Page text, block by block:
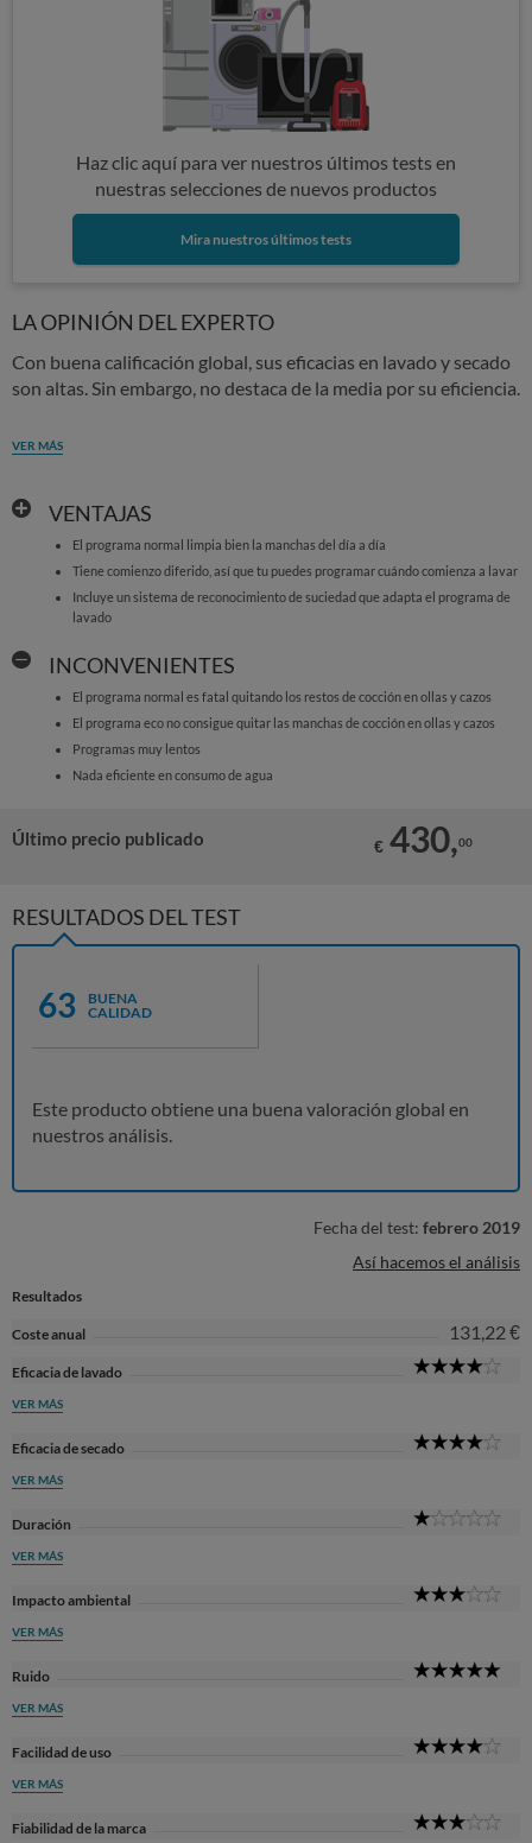
Haz clic aquí para ver nuestros últimos tests en
nuestras selecciones de nuevos productos
Mira nuestros últimos tests
LA OPINIÓN DEL EXPERTO
Con buena calificación global, sus eficacias en lavado y secado
son altas. Sin embargo, no destaca de la media por su eficiencia.
VER MÁS
VENTAJAS
El programa normal limpia bien la manchas del día a día
Tiene comienzo diferido, así que tu puedes programar cuándo comienza a lavar
Incluye un sistema de reconocimiento de suciedad que adapta el programa de
lavado
INCONVENIENTES
El programa normal es fatal quitando los restos de cocción en ollas y cazos
El programa eco no consigue quitar las manchas de cocción en ollas y cazos
Programas muy lentos
Nada eficiente en consumo de agua
Último precio publicado € 430,00
RESULTADOS DEL TEST
63
BUENA
CALIDAD
Este producto obtiene una buena valoración global en
nuestros análisis.
Fecha del test: febrero 2019
Así hacemos el análisis
Resultados
Coste anual 131,22 €
Eficacia de lavado
VER MÁS
Eficacia de secado
VER MÁS
Duración
VER MÁS
Impacto ambiental
VER MÁS
Ruido
VER MÁS
Facilidad de uso
VER MÁS
Fiabilidad de la marca